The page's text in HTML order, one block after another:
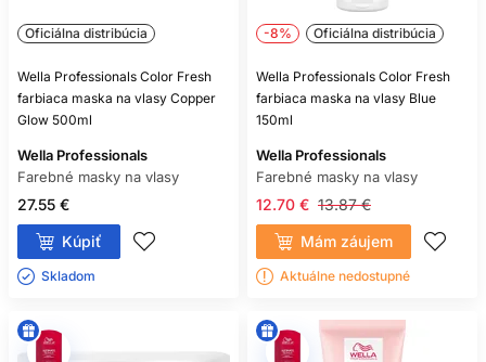
Oficiálna distribúcia
Wella Professionals Color Fresh
farbiaca maska na vlasy Copper
Glow 500ml
Wella Professionals
Farebné masky na vlasy
27.55 €
Kúpiť
Skladom ㅤ
-8% Oficiálna distribúcia
Wella Professionals Color Fresh
farbiaca maska na vlasy Blue
150ml
Wella Professionals
Farebné masky na vlasy
13.87 €
12.70 €
Mám záujem
Aktuálne nedostupné